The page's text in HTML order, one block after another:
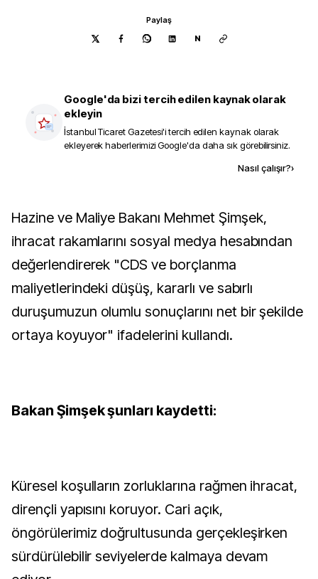
Paylaş
N
Google'da bizi tercih edilen kaynak olarak
ekleyin
İstanbul Ticaret Gazetesi'i tercih edilen kaynak olarak
ekleyerek haberlerimizi Google'da daha sık görebilirsiniz.
Nasıl çalışır?›
Hazine ve Maliye Bakanı Mehmet Şimşek,
ihracat rakamlarını sosyal medya hesabından
değerlendirerek "CDS ve borçlanma
maliyetlerindeki düşüş, kararlı ve sabırlı
duruşumuzun olumlu sonuçlarını net bir şekilde
ortaya koyuyor" ifadelerini kullandı.
Bakan Şimşek şunları kaydetti:
Küresel koşulların zorluklarına rağmen ihracat,
dirençli yapısını koruyor. Cari açık,
öngörülerimiz doğrultusunda gerçekleşirken
sürdürülebilir seviyelerde kalmaya devam